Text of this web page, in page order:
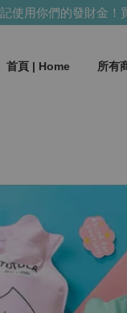
你們的發財金！買
首頁 | Home 所有